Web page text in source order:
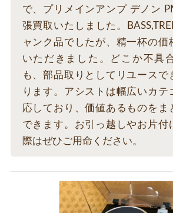
で、プリメインアンプ デノン
張買取いたしました。
ャンク品でしたが、精一杯の価
いただきました。どこか不具
も、部品取りとしてリユースで
ります。アシストは幅広いカテ
応しており、価値あるものをま
できます。お引っ越しやお片付
際はぜひご用命ください。